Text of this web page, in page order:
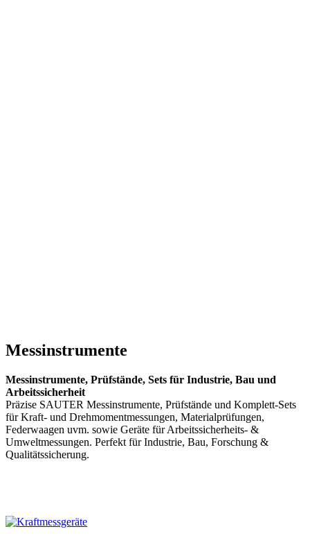
Messinstrumente
Messinstrumente, Prüfstände, Sets für Industrie, Bau und
Arbeitssicherheit
Präzise SAUTER Messinstrumente, Prüfstände und Komplett-Sets
für Kraft- und Drehmomentmessungen, Materialprüfungen,
Federwaagen uvm. sowie Geräte für Arbeitssicherheits- &
Umweltmessungen. Perfekt für Industrie, Bau, Forschung &
Qualitätssicherung.